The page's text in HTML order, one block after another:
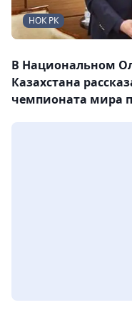
НОК РК
В Национальном
Казахстана
чемпионата мира